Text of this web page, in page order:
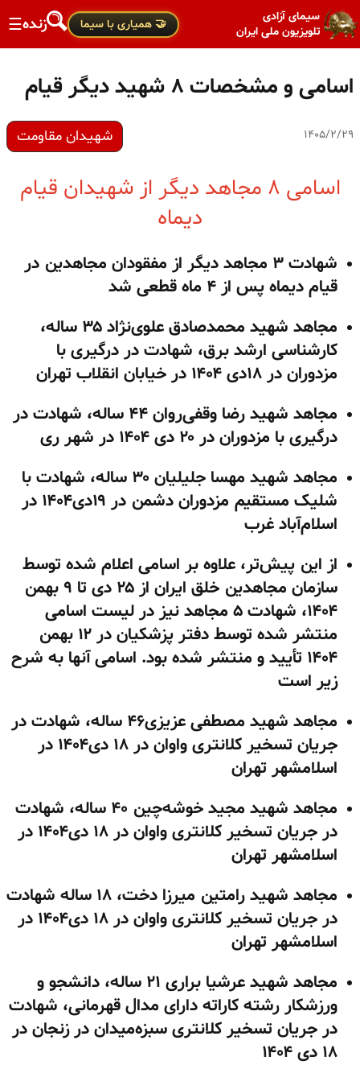
سیمای آزادی
تلویزیون ملی ایران
🤝 همیاری با سیما زنده☰
اسامی و مشخصات ۸ شهید دیگر قیام
۱۴۰۵/۲/۲۹ شهیدان مقاومت
اسامی ۸ مجاهد دیگر از شهیدان قیام
دیماه
شهادت ۳ مجاهد دیگر از مفقودان مجاهدین در
قیام دیماه پس از ۴ ماه قطعی شد
مجاهد شهید محمدصادق علوی‌نژاد ۳۵ ساله،
کارشناسی ارشد برق، شهادت در درگیری با
مزدوران در ۱۸دی ۱۴۰۴ در خیابان انقلاب تهران
مجاهد شهید رضا وقفی‌روان ۴۴ ساله، شهادت در
درگیری با مزدوران در ۲۰ دی ۱۴۰۴ در شهر ری
مجاهد شهید مهسا جلیلیان ۳۰ ساله، شهادت با
شلیک مستقیم مزدوران دشمن در ۱۹دی۱۴۰۴ در
اسلام‌آباد غرب
از این پیش‌تر، علاوه بر اسامی اعلام شده توسط
سازمان مجاهدین خلق ایران از ۲۵ دی تا ۹ بهمن
۱۴۰۴، شهادت ۵ مجاهد نیز در لیست اسامی
منتشر شده توسط دفتر پزشکیان در ۱۲ بهمن
۱۴۰۴ تأیید و منتشر شده بود. اسامی آنها به شرح
زیر است
مجاهد شهید مصطفی عزیزی۴۶ ساله، شهادت در
جریان تسخیر کلانتری واوان در ۱۸ دی۱۴۰۴ در
اسلامشهر تهران
مجاهد شهید مجید خوشه‌چین ۴۰ ساله، شهادت
در جریان تسخیر کلانتری واوان در ۱۸ دی۱۴۰۴ در
اسلامشهر تهران
مجاهد شهید رامتین میرزا دخت، ۱۸ ساله شهادت
در جریان تسخیر کلانتری واوان در ۱۸ دی۱۴۰۴ در
اسلامشهر تهران
مجاهد شهید عرشیا براری ۲۱ ساله، دانشجو و
ورزشکار رشته کاراته دارای مدال قهرمانی، شهادت
در جریان تسخیر کلانتری سبزه‌میدان در زنجان در
۱۸ دی ۱۴۰۴